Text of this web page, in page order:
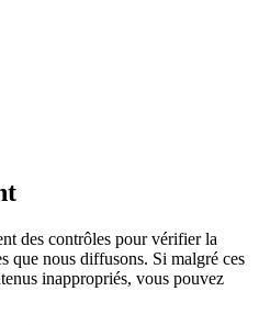
des contrôles pour vérifier la
que nous diffusons. Si malgré ces
inappropriés, vous pouvez